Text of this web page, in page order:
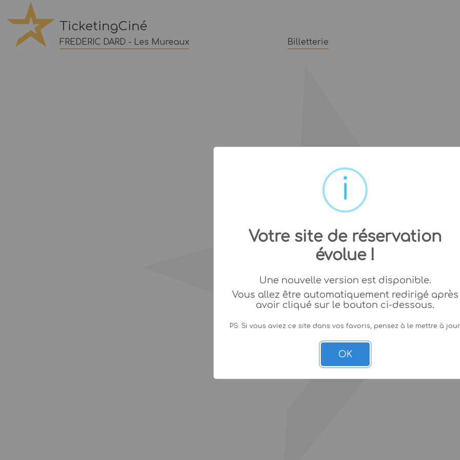
TicketingCiné
FREDERIC DARD - Les Mureaux Billetterie
Votre site de réservation
évolue !
Une nouvelle version est disponible.
Vous allez être automatiquement redirigé après
avoir cliqué sur le bouton ci-dessous.
PS: Si vous aviez ce site dans vos favoris, pensez à le mettre à
OK